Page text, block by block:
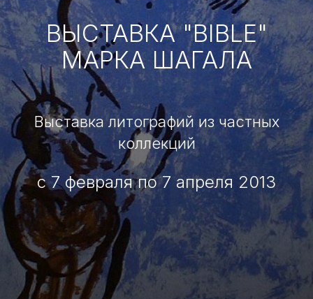
ВЫСТАВКА "BIBLE"
МАРКА ШАГАЛА
Выставка литографий из частных
коллекций
с 7 февраля по 7 апреля 2013